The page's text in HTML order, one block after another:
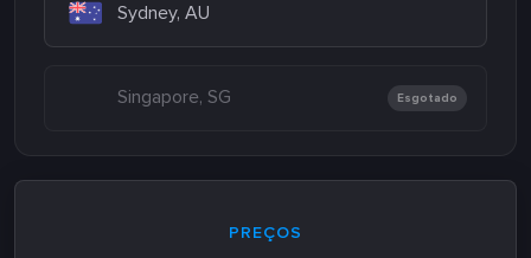
Sydney, AU
Singapore, SG Esgotado
PREÇOS